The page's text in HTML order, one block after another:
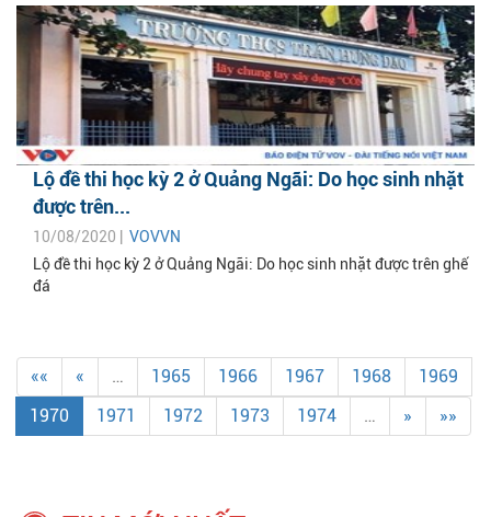
Lộ đề thi học kỳ 2 ở Quảng Ngãi: Do học sinh nhặt
được trên...
10/08/2020 | VOVVN
Lộ đề thi học kỳ 2 ở Quảng Ngãi: Do học sinh nhặt được trên ghế
đá
«« « … 1965 1966 1967 1968
1969
1970
1971 1972 1973 1974 … » »»